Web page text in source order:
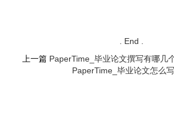
. End .
上一篇 PaperTime_毕业论文撰写有哪几
PaperTime_毕业论文怎么